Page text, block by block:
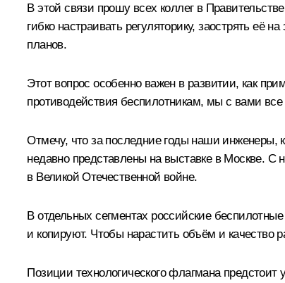
В этой связи прошу всех коллег в
гибко настраивать регуляторику, заострять её
планов.
Этот вопрос особенно важен в развитии, как
противодействия беспилотникам, мы с вами
Отмечу, что за последние годы наши инженеры,
недавно представлены на выставке в Москве.
в Великой Отечественной войне.
В отдельных сегментах российские
и копируют. Чтобы нарастить объём и качество
Позиции технологического флагмана